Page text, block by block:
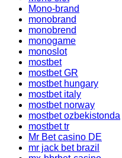
Mono-brand
monobrand
monobrend
monogame
monoslot
mostbet
mostbet GR
mostbet hungary
mostbet italy
mostbet norway
mostbet ozbekistonda
mostbet tr
Mr Bet casino DE
mr jack bet brazil